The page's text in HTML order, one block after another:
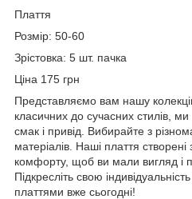
Плаття
Розмір: 50-60
Зрістовка: 5 шт. пачка
Ціна 175 грн
Представляємо вам нашу
класичних до сучасних стилів,
смак і привід. Вибирайте з
матеріалів. Наші плаття створені
комфорту, щоб ви мали вигляд і
Підкресліть свою
платтями вже сьогодні!